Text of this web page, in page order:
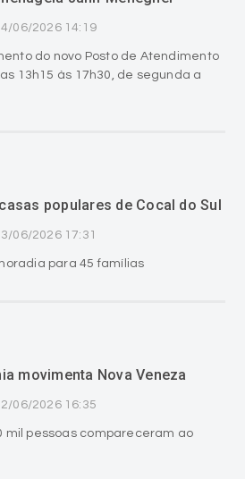
06/2026 14:19
do novo Posto de Atendimento
13h15 às 17h30, de segunda a
populares de Cocal do Sul
06/2026 17:31
para 45 famílias
movimenta Nova Veneza
06/2026 16:35
mil pessoas compareceram ao